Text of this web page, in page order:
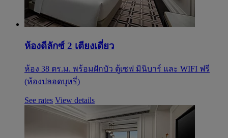
ห้องดีลักซ์ 2 เตียงเดี่ยว
ห้อง 38 ตร.ม. พร้อมฝักบัว ตู้เซฟ มินิบาร์ และ WIFI ฟรี
(ห้องปลอดบุหรี่)
See rates View details